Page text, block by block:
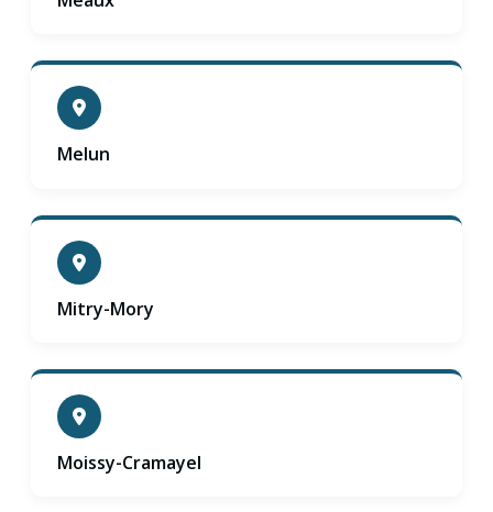
Melun
Mitry-Mory
Moissy-Cramayel